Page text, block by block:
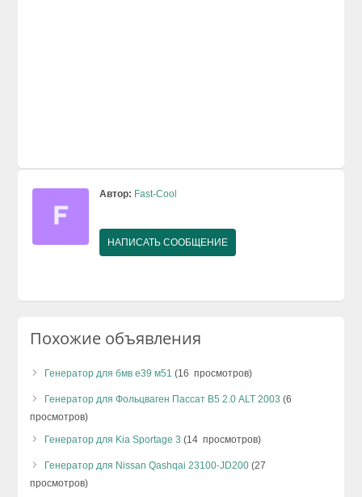
Автор: Fast-Cool
НАПИСАТЬ СООБЩЕНИЕ
Похожие объявления
Генератор для бмв е39 м51 (16 просмотров)
Генератор для Фольцваген Пассат В5 2.0 ALT 2003 (6
просмотров)
Генератор для Kia Sportage 3 (14 просмотров)
Генератор для Nissan Qashqai 23100-JD200 (27
просмотров)